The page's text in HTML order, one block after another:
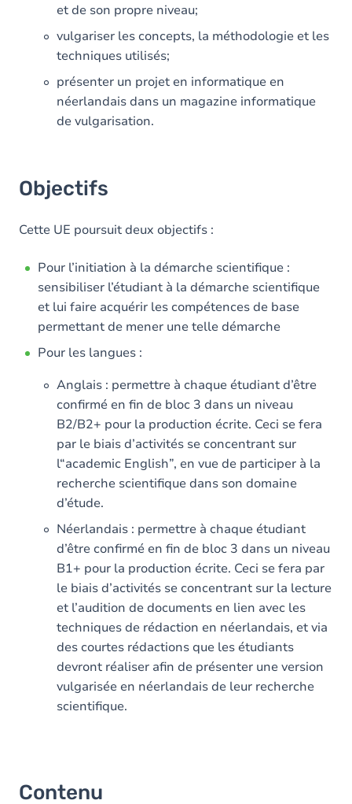
et de son propre niveau;
vulgariser les concepts, la méthodologie et les
techniques utilisés;
présenter un projet en informatique en
néerlandais dans un magazine informatique
de vulgarisation.
Objectifs
Cette UE poursuit deux objectifs :
Pour l’initiation à la démarche scientifique :
sensibiliser l’étudiant à la démarche scientifique
et lui faire acquérir les compétences de base
permettant de mener une telle démarche
Pour les langues :
Anglais : permettre à chaque étudiant d’être
confirmé en fin de bloc 3 dans un niveau
B2/B2+ pour la production écrite. Ceci se fera
par le biais d’activités se concentrant sur
l“academic English”, en vue de participer à la
recherche scientifique dans son domaine
d’étude.
Néerlandais : permettre à chaque étudiant
d’être confirmé en fin de bloc 3 dans un niveau
B1+ pour la production écrite. Ceci se fera par
le biais d’activités se concentrant sur la lecture
et l’audition de documents en lien avec les
techniques de rédaction en néerlandais, et via
des courtes rédactions que les étudiants
devront réaliser afin de présenter une version
vulgarisée en néerlandais de leur recherche
scientifique.
Contenu